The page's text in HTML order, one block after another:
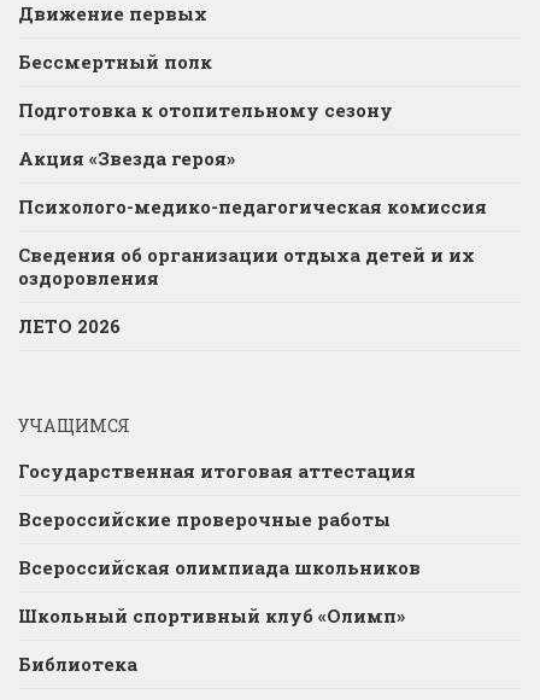
Движение первых
Бессмертный полк
Подготовка к отопительному сезону
Акция «Звезда героя»
Психолого-медико-педагогическая комиссия
Сведения об организации отдыха детей и их
оздоровления
ЛЕТО 2026
УЧАЩИМСЯ
Государственная итоговая аттестация
Всероссийские проверочные работы
Всероссийская олимпиада школьников
Школьный спортивный клуб «Олимп»
Библиотека